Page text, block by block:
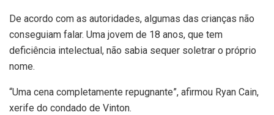
De acordo com as autoridades, algumas das crianças não
conseguiam falar. Uma jovem de 18 anos, que tem
deficiência intelectual, não sabia sequer soletrar o próprio
nome.
“Uma cena completamente repugnante”, afirmou Ryan Cain,
xerife do condado de Vinton.